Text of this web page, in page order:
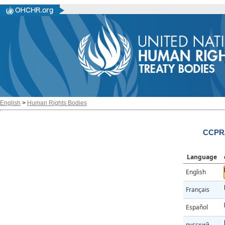
English > Human Rights Bodies
Language
English
Français
Español